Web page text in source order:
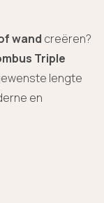
wand creëren?
Triple
lengte
en